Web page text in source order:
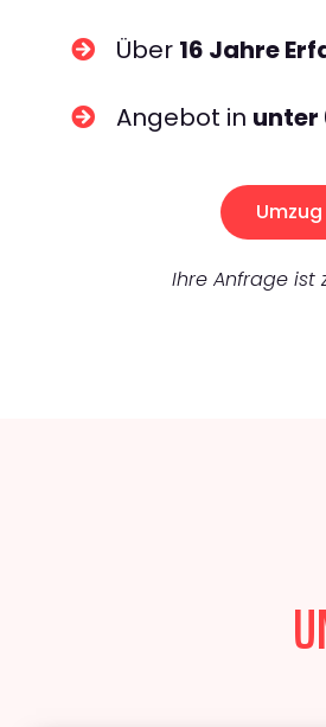
Über 16 Jahre
Angebot in unter
Ihre Anfrage ist